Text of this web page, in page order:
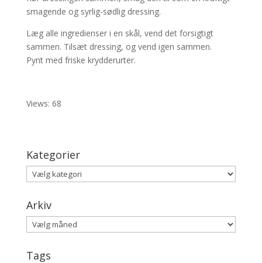
smagende og syrlig-sødlig dressing.
Læg alle ingredienser i en skål, vend det forsigtigt
sammen. Tilsæt dressing, og vend igen sammen.
Pynt med friske krydderurter.
Views: 68
Kategorier
Kategorier
Arkiv
Arkiv
Tags